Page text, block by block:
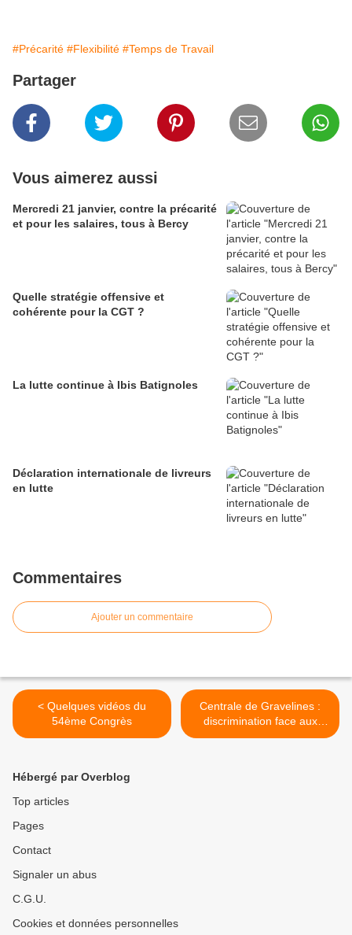
#Précarité #Flexibilité #Temps de Travail
Partager
Vous aimerez aussi
Mercredi 21 janvier, contre la précarité
et pour les salaires, tous à Bercy
Quelle stratégie offensive et
cohérente pour la CGT ?
La lutte continue à Ibis Batignoles
Déclaration internationale de livreurs
en lutte
Commentaires
Ajouter un commentaire
< Quelques vidéos du
54ème Congrès
Centrale de Gravelines :
discrimination face aux
accidents dans la sous-
Hébergé par Overblog
Top articles
Pages
Contact
Signaler un abus
C.G.U.
Cookies et données personnelles